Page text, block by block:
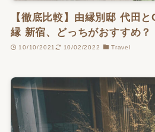
【徹底比較】由縁別邸 代田
縁 新宿、どっちがおすすめ？
10/10/2021 10/02/2022 Travel